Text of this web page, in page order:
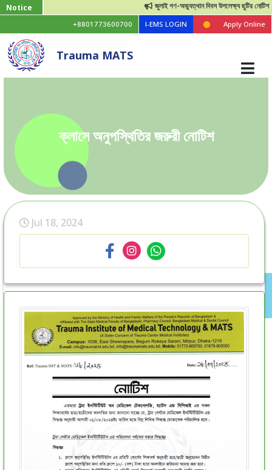
Notice জুলাই গণ-অভ্যুত্থান দিবস উপলেক্ষ্য ছুটির নোটিশ
+8801773600700 I-EMS LOGIN Apply Online
Trauma MATS
ক্লাসে অনুপস্থিতির জরুরী নোটিশ
Jul 18, 2024